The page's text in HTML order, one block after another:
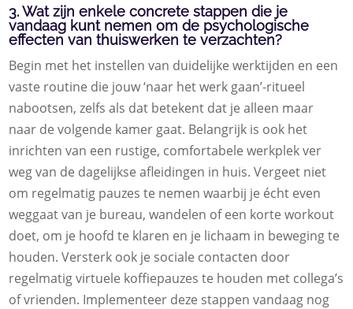
3. Wat zijn enkele concrete stappen die je
vandaag kunt nemen om de psychologische
effecten van thuiswerken te verzachten?
Begin met het instellen van duidelijke werktijden en een
vaste routine die jouw ‘naar het werk gaan’-ritueel
nabootsen, zelfs als dat betekent dat je alleen maar
naar de volgende kamer gaat. Belangrijk is ook het
inrichten van een rustige, comfortabele werkplek ver
weg van de dagelijkse afleidingen in huis. Vergeet niet
om regelmatig pauzes te nemen waarbij je écht even
weggaat van je bureau, wandelen of een korte workout
doet, om je hoofd te klaren en je lichaam in beweging te
houden. Versterk ook je sociale contacten door
regelmatig virtuele koffiepauzes te houden met collega’s
of vrienden. Implementeer deze stappen vandaag nog